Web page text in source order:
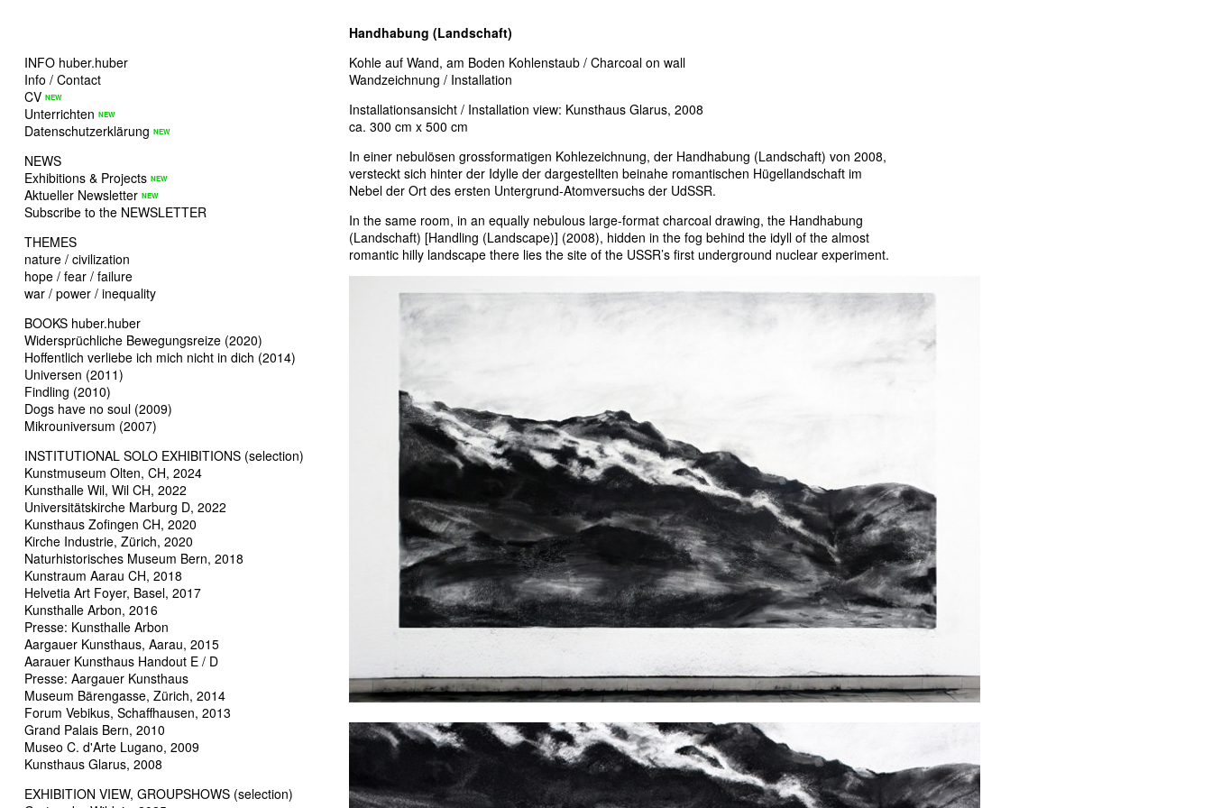
INFO huber.huber
Info / Contact
CV
Unterrichten
Datenschutzerklärung
NEWS
Exhibitions & Projects
Aktueller Newsletter
Subscribe to the NEWSLETTER
THEMES
nature / civilization
hope / fear / failure
war / power / inequality
BOOKS huber.huber
Widersprüchliche Bewegungsreize (2020)
Hoffentlich verliebe ich mich nicht in dich (2014)
Universen (2011)
Findling (2010)
Dogs have no soul (2009)
Mikrouniversum (2007)
INSTITUTIONAL SOLO EXHIBITIONS (selection)
Kunstmuseum Olten, CH, 2024
Kunsthalle Wil, Wil CH, 2022
Universitätskirche Marburg D, 2022
Kunsthaus Zofingen CH, 2020
Kirche Industrie, Zürich, 2020
Naturhistorisches Museum Bern, 2018
Kunstraum Aarau CH, 2018
Helvetia Art Foyer, Basel, 2017
Kunsthalle Arbon, 2016
Presse: Kunsthalle Arbon
Aargauer Kunsthaus, Aarau, 2015
Aarauer Kunsthaus Handout E / D
Presse: Aargauer Kunsthaus
Museum Bärengasse, Zürich, 2014
Forum Vebikus, Schaffhausen, 2013
Grand Palais Bern, 2010
Museo C. d'Arte Lugano, 2009
Kunsthaus Glarus, 2008
EXHIBITION VIEW, GROUPSHOWS (selection)
Handhabung (Landschaft)
Kohle auf Wand, am Boden Kohlenstaub / Charcoal on wall
Wandzeichnung / Installation
Installationsansicht / Installation view: Kunsthaus Glarus, 2008
ca. 300 cm x 500 cm
In einer nebulösen grossformatigen Kohlezeichnung, der Handhabung (Landschaft) von 2008,
versteckt sich hinter der Idylle der dargestellten beinahe romantischen Hügellandschaft im
Nebel der Ort des ersten Untergrund-Atomversuchs der UdSSR.
In the same room, in an equally nebulous large-format charcoal drawing, the Handhabung
(Landschaft) [Handling (Landscape)] (2008), hidden in the fog behind the idyll of the almost
romantic hilly landscape there lies the site of the USSR’s first underground nuclear experiment.